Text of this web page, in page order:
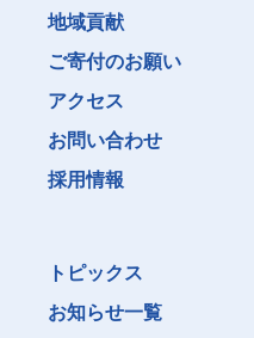
地域貢献
ご寄付のお願い
アクセス
お問い合わせ
採用情報
トピックス
お知らせ一覧